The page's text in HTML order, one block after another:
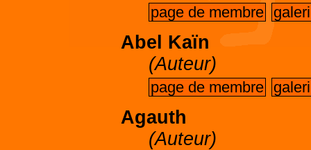
page de membre
Abel Kaïn
(Auteur)
page de membre
Agauth
(Auteur)